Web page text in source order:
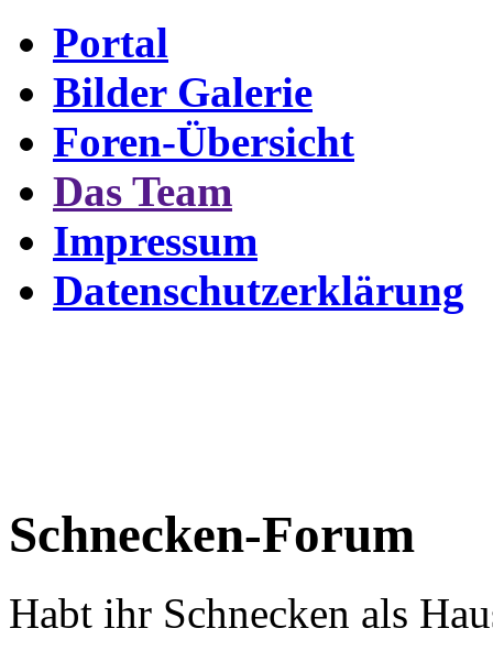
Portal
Bilder Galerie
Foren-Übersicht
Das Team
Impressum
Datenschutzerklärung
Schnecken-Forum
Habt ihr Schnecken als